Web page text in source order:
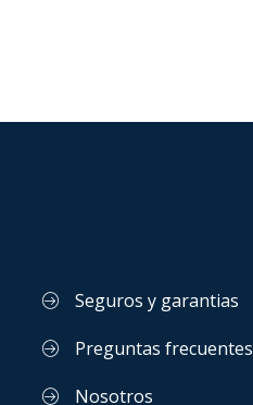
Seguros y garantias
Preguntas frecuentes
Nosotros